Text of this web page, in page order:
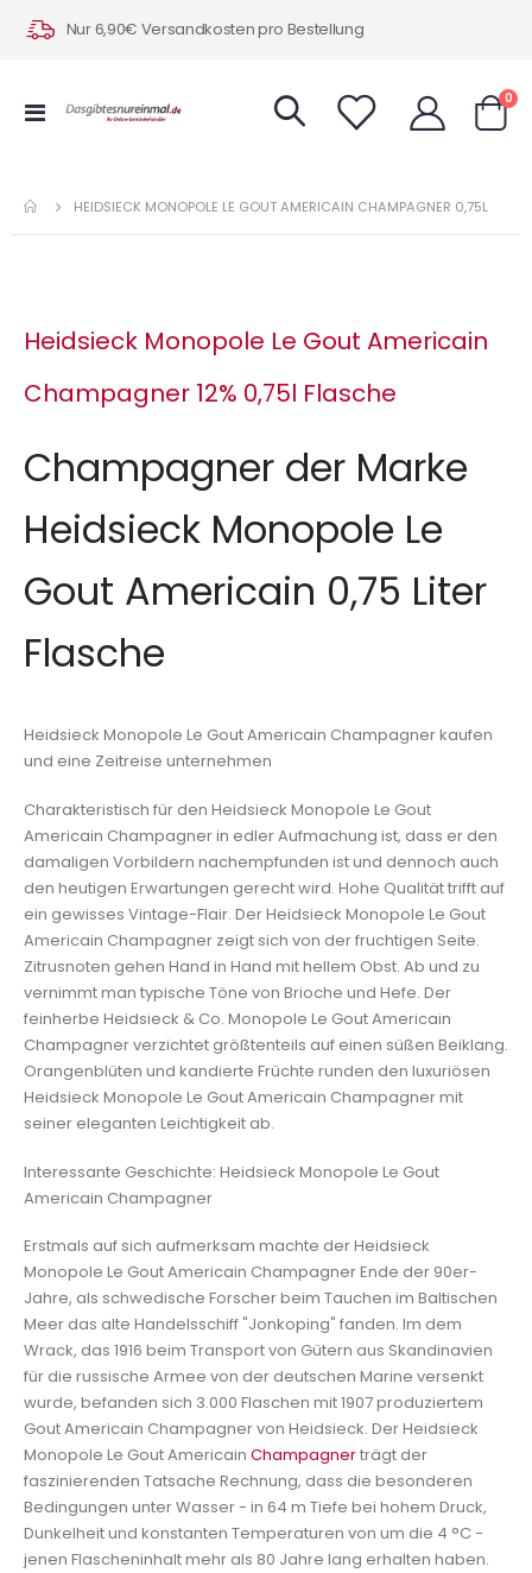
Nur 6,90€ Versandkosten pro Bestellung
Navigation
0
HEIDSIECK MONOPOLE LE GOUT AMERICAIN CHAMPAGNER 0,75L
Heidsieck Monopole Le Gout Americain
Champagner 12% 0,75l Flasche
Champagner der Marke
Heidsieck Monopole Le
Gout Americain 0,75 Liter
Flasche
Heidsieck Monopole Le Gout Americain Champagner kaufen
und eine Zeitreise unternehmen
Charakteristisch für den Heidsieck Monopole Le Gout
Americain Champagner in edler Aufmachung ist, dass er den
damaligen Vorbildern nachempfunden ist und dennoch auch
den heutigen Erwartungen gerecht wird. Hohe Qualität trifft auf
ein gewisses Vintage-Flair. Der Heidsieck Monopole Le Gout
Americain Champagner zeigt sich von der fruchtigen Seite.
Zitrusnoten gehen Hand in Hand mit hellem Obst. Ab und zu
vernimmt man typische Töne von Brioche und Hefe. Der
feinherbe Heidsieck & Co. Monopole Le Gout Americain
Champagner verzichtet größtenteils auf einen süßen Beiklang.
Orangenblüten und kandierte Früchte runden den luxuriösen
Heidsieck Monopole Le Gout Americain Champagner mit
seiner eleganten Leichtigkeit ab.
Interessante Geschichte: Heidsieck Monopole Le Gout
Americain Champagner
Erstmals auf sich aufmerksam machte der Heidsieck
Monopole Le Gout Americain Champagner Ende der 90er-
Jahre, als schwedische Forscher beim Tauchen im Baltischen
Meer das alte Handelsschiff "Jonkoping" fanden. Im dem
Wrack, das 1916 beim Transport von Gütern aus Skandinavien
für die russische Armee von der deutschen Marine versenkt
wurde, befanden sich 3.000 Flaschen mit 1907 produziertem
Gout Americain Champagner von Heidsieck. Der Heidsieck
Monopole Le Gout Americain Champagnerträgt der
faszinierenden Tatsache Rechnung, dass die besonderen
Bedingungen unter Wasser - in 64 m Tiefe bei hohem Druck,
Dunkelheit und konstanten Temperaturen von um die 4 °C -
jenen Flascheninhalt mehr als 80 Jahre lang erhalten haben.